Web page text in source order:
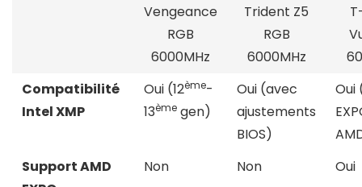
Vengeance
RGB
6000MHz
Trident Z5
RGB
6000MHz
Compatibilité
Intel XMP
Oui (12ème-
13ème gen)
Oui (avec
ajustements
BIOS)
Oui
Support AMD
Non Non Oui